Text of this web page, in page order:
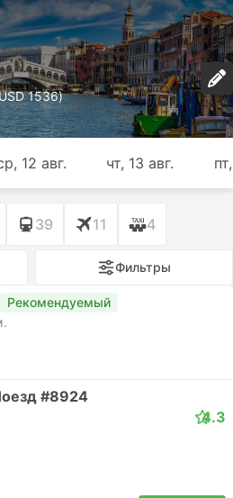
1536)
12 авг. чт, 13 авг.
39 11 4
Фильтры
Рекомендуемый
#8924
4.3